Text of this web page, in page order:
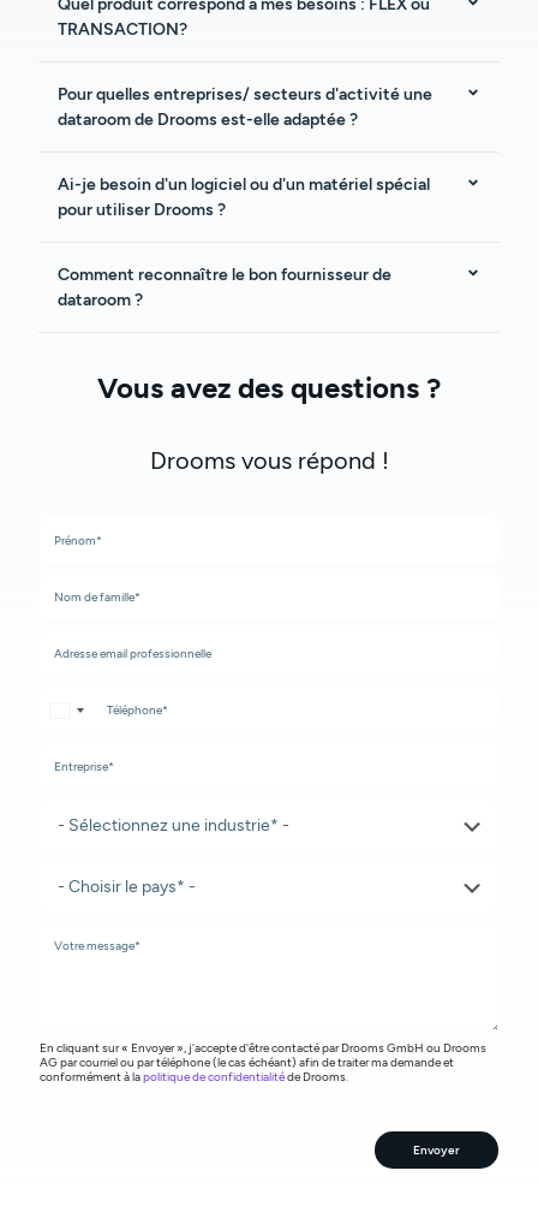
Quel produit correspond à mes besoins : FLEX ou
TRANSACTION?
Pour quelles entreprises/ secteurs d'activité une
dataroom de Drooms est-elle adaptée ?
Ai-je besoin d'un logiciel ou d'un matériel spécial
pour utiliser Drooms ?
Comment reconnaître le bon fournisseur de
dataroom ?
Vous avez des questions ?
Drooms vous répond !
United States +1
En cliquant sur « Envoyer », j'accepte d'être contacté par Drooms GmbH ou Drooms
AG par courriel ou par téléphone (le cas échéant) afin de traiter ma demande et
conformément à lapolitique de confidentialitéde Drooms.
Envoyer